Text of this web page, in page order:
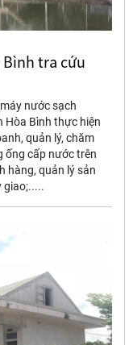
Bình tra cứu
nước sạch
Hòa Bình thực hiện
quản lý, chăm
ống cấp nước trên
hàng, quản lý sản
giao;.....